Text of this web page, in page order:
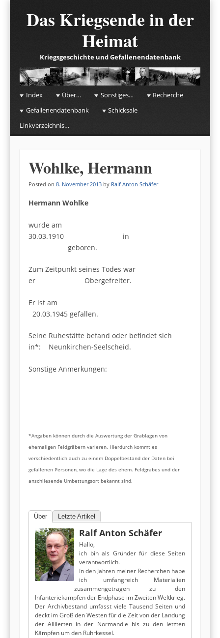
Das Kriegsende in der
Heimat
Kriegsgeschichte und Gefallenendatenbank
☰Menu
Skip to content
Index Über… Sonstiges…
Recherche
Gefallenendatenbank
Schicksale
Linkverzeichnis…
Wohlke, Hermann
Posted on 8. November 2013 by Ralf Anton Schäfer
Hermann Wohlke
wurde am
30.03.1910 in
geboren.
Zum Zeitpunkt seines Todes war
er Obergefreiter.
Er ist am
20.03.1945 gefallen.
Seine Ruhestätte befand oder befindet sich
in*: Neunkirchen-Seelscheid.
Sonstige Anmerkungen:
*Angaben können durch die Auswertung der Grablagen von
ehemaligen Feldgräbern varieren. Hierdurch kommt es
verschiedentlich auch zu einem Doppelbestand der Daten bei
gefallenen Personen, wo die Lage des ehem. Feldgrabes und der
anschliesende Umbettungsort bekannt sind.
Über Letzte Artikel
Ralf Anton Schäfer
Hallo,
ich bin als Gründer für diese Seiten
verantwortlich.
In den Jahren meiner Recherchen habe
ich umfangreich Materialien
zusammengetragen zu den
Infanteriekämpfen der Endphase im Zweiten Weltkrieg.
Der Archivbestand umfasst viele Tausend Seiten und
deckt im Groß den Westen für die Zeit von der Landung
der Alliierten in der Normandie bis zu den letzten
Kämpfen um den Ruhrkessel.